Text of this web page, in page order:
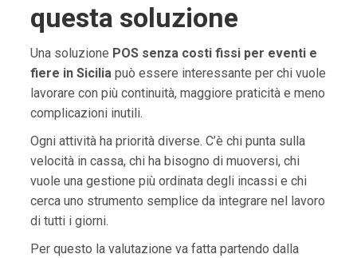
questa soluzione
Una soluzione POS senza costi fissi per eventi e
fiere in Siciliapuò essere interessante per chi vuole
lavorare con più continuità, maggiore praticità e meno
complicazioni inutili.
Ogni attività ha priorità diverse. C’è chi punta sulla
velocità in cassa, chi ha bisogno di muoversi, chi
vuole una gestione più ordinata degli incassi e chi
cerca uno strumento semplice da integrare nel lavoro
di tutti i giorni.
Per questo la valutazione va fatta partendo dalla